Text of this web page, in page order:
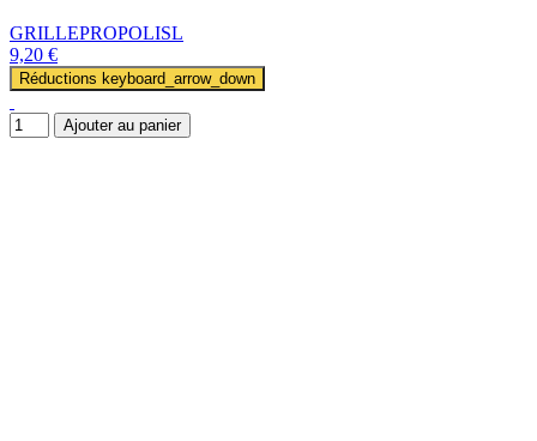
GRILLEPROPOLISL
9,20 €
Réductions keyboard_arrow_down
Ajouter au panier